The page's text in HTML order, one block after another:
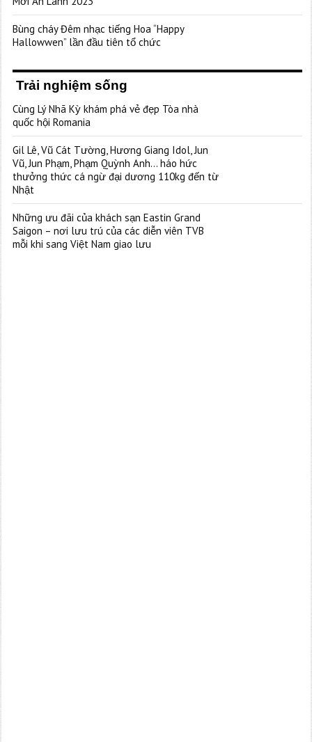
Bùng cháy Đêm nhạc tiếng Hoa “Happy
Hallowwen” lần đầu tiên tổ chức
Trải nghiệm sống
Cùng Lý Nhã Kỳ khám phá vẻ đẹp Tòa nhà
quốc hội Romania
Gil Lê, Vũ Cát Tường, Hương Giang Idol, Jun
Vũ, Jun Phạm, Phạm Quỳnh Anh… háo hức
thưởng thức cá ngừ đại dương 110kg đến từ
Nhật
Những ưu đãi của khách sạn Eastin Grand
Saigon – nơi lưu trú của các diễn viên TVB
mỗi khi sang Việt Nam giao lưu